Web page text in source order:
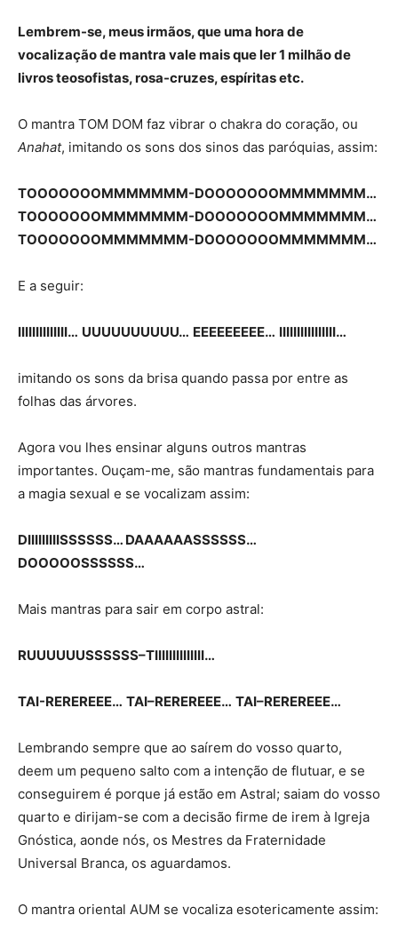
Lembrem-se, meus irmãos, que uma hora de
vocalização de mantra vale mais que ler 1 milhão de
livros teosofistas, rosa-cruzes, espíritas etc.
O mantra TOM DOM faz vibrar o chakra do coração, ou
Anahat, imitando os sons dos sinos das paróquias, assim:
TOOOOOOOMMMMMMM-DOOOOOOOMMMMMMM…
TOOOOOOOMMMMMMM-DOOOOOOOMMMMMMM…
TOOOOOOOMMMMMMM-DOOOOOOOMMMMMMM…
E a seguir:
IIIIIIIIIIIIII… UUUUUUUUUU… EEEEEEEEE… IIIIIIIIIIIIIIII…
imitando os sons da brisa quando passa por entre as
folhas das árvores.
Agora vou lhes ensinar alguns outros mantras
importantes. Ouçam-me, são mantras fundamentais para
a magia sexual e se vocalizam assim:
DIIIIIIIIISSSSSS… DAAAAAASSSSSS…
DOOOOOSSSSSS…
Mais mantras para sair em corpo astral:
RUUUUUUSSSSSS–TIIIIIIIIIIIIII…
TAI-REREREEE… TAI–REREREEE… TAI–REREREEE…
Lembrando sempre que ao saírem do vosso quarto,
deem um pequeno salto com a intenção de flutuar, e se
conseguirem é porque já estão em Astral; saiam do vosso
quarto e dirijam-se com a decisão firme de irem à Igreja
Gnóstica, aonde nós, os Mestres da Fraternidade
Universal Branca, os aguardamos.
O mantra oriental AUM se vocaliza esotericamente assim: